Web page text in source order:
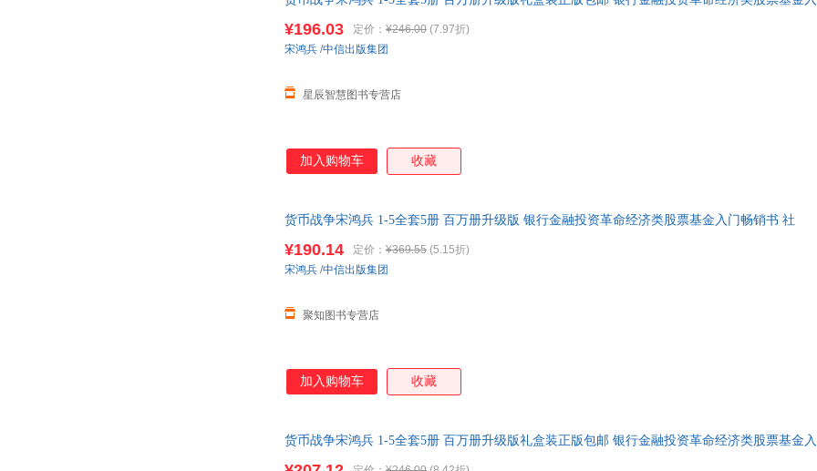
¥196.03 定价： ¥246.00 (7.97折)
星辰智慧图书专营店
宋鸿兵 /中信出版集团
加入购物车 收藏
货币战争宋鸿兵 1-5全套5册 百万册升级版 银行金融投资革命经济类股票基金入门畅销书 社
¥190.14 定价： ¥369.55 (5.15折)
聚知图书专营店
宋鸿兵 /中信出版集团
加入购物车 收藏
货币战争宋鸿兵 1-5全套5册 百万册升级版礼盒装正版包邮 银行金融投资革命经济类股票基金